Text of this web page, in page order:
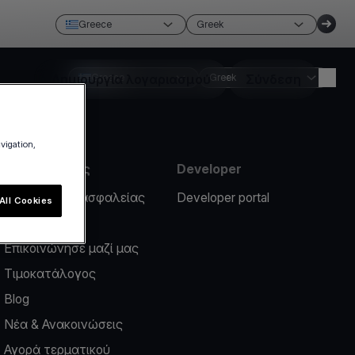
Greece Greek
Δημιουργία λογαριασμού
Greece Greek
Πληροφορίες
Περιστατικό ασφαλείας
Επικοινώνησε μαζί μας
Τιμοκατάλογος
Blog
Νέα & Ανακοινώσεις
Αγορά τερματικού
Developer
Developer portal
Cookies